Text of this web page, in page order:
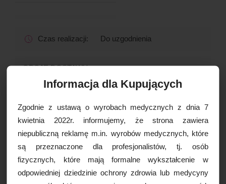
Czas realizacji: Do uzgodnienia
OPCJE DOSTAWY
Paczkomaty 16,99 zł brutto
Kurier Inpost 19,99 zł brutto
Kurier Inpost pobraniowy 24,99 zł brutto
Kurier GLS 19,99 zł brutto
Kurier GLS pobraniowy 24,99 zł brutto
Drukuj
WIĘCEJ INFORMACJI
Informacja dla Kupujących
Zgodnie z ustawą o wyrobach medycznych z dnia 7
kwietnia 2022r. informujemy, że strona zawiera
niepubliczną reklamę m.in. wyrobów medycznych, które
są przeznaczone dla profesjonalistów, tj. osób
fizycznych, które mają formalne wykształcenie w
odpowiedniej dziedzinie ochrony zdrowia lub medycyny